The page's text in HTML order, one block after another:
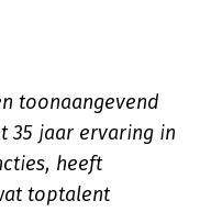
toonaangevend
35 jaar ervaring in
heeft
toptalent